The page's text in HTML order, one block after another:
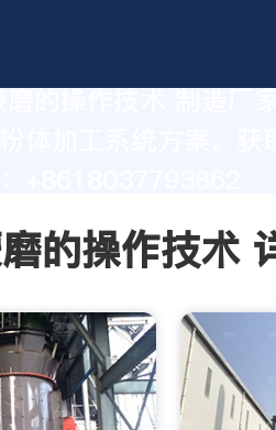
体加工系统方案。获
的操作技术